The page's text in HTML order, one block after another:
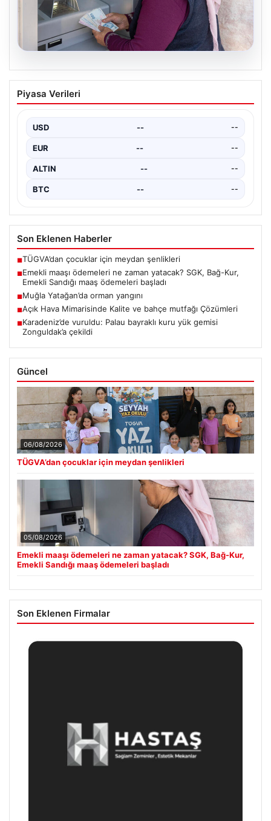
Emekli maaşı ödemeleri ne zaman
yatacak? SGK, Bağ-Kur, Emekli Sandığı
Piyasa Verileri
USD -- --
EUR -- --
ALTIN -- --
BTC -- --
Son Eklenen Haberler
■TÜGVA’dan çocuklar için meydan şenlikleri
■Emekli maaşı ödemeleri ne zaman yatacak? SGK, Bağ-Kur,
Emekli Sandığı maaş ödemeleri başladı
■Muğla Yatağan’da orman yangını
■Açık Hava Mimarisinde Kalite ve bahçe mutfağı Çözümleri
■Karadeniz’de vuruldu: Palau bayraklı kuru yük gemisi
Zonguldak’a çekildi
Güncel
06/08/2026
TÜGVA’dan çocuklar için meydan şenlikleri
05/08/2026
Emekli maaşı ödemeleri ne zaman yatacak? SGK, Bağ-Kur,
Emekli Sandığı maaş ödemeleri başladı
Son Eklenen Firmalar